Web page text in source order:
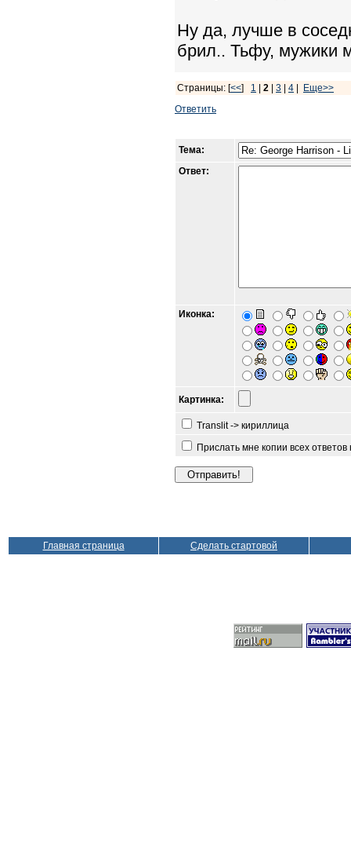
Ну да, лучше в
брил.. Тьфу, мужики
Страницы: [<<] 1 2 3 4
Еще>>
Ответить
Тема:
Ответ:
Иконка:
Картинка:
Translit -> кириллица
Прислать мне копии всех
Главная страница Сделать стартовой